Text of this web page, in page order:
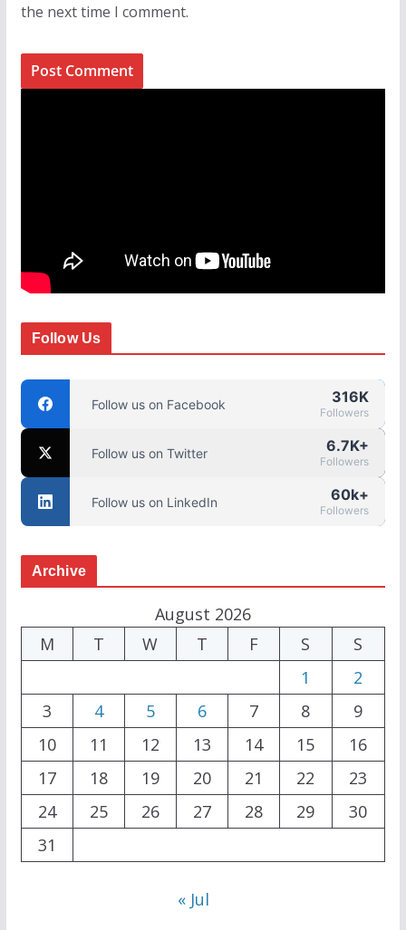
the next time I comment.
Follow Us
Follow us on Facebook 316K
Followers
Follow us on Twitter 6.7K+
Followers
Follow us on LinkedIn 60k+
Followers
Archive
August 2026
M
T W T F S
S
1
2
3
4 5 6 7 8
9
10
11 12 13 14 15
16
17
18 19 20 21 22
23
24
25 26 27 28 29
30
31
« Jul